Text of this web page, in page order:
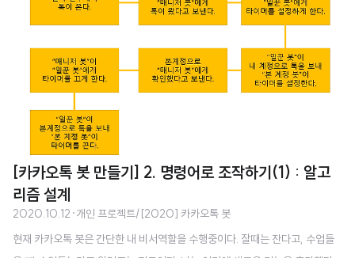
커맨드봇에게 받은 명령대로 변수를 조작한다. 마스터봇/커맨드봇 이 두개는
알림은 모두 하나의 스크립트에 의해 처리된다. const scriptName = "test";
const manager = "관리봇"; const worker1 = "커맨드봇"; const master
[카카오톡 봇 만들기] 2. 명령어로 조작하기(1) : 알고
리즘 설계
2020.10.12 ·개인 프로젝트/[2020] 카카오톡 봇
현재 카카오톡 봇은 간단한 내 비서역할을 수행중이다. 잘때는 잔다고, 수업들